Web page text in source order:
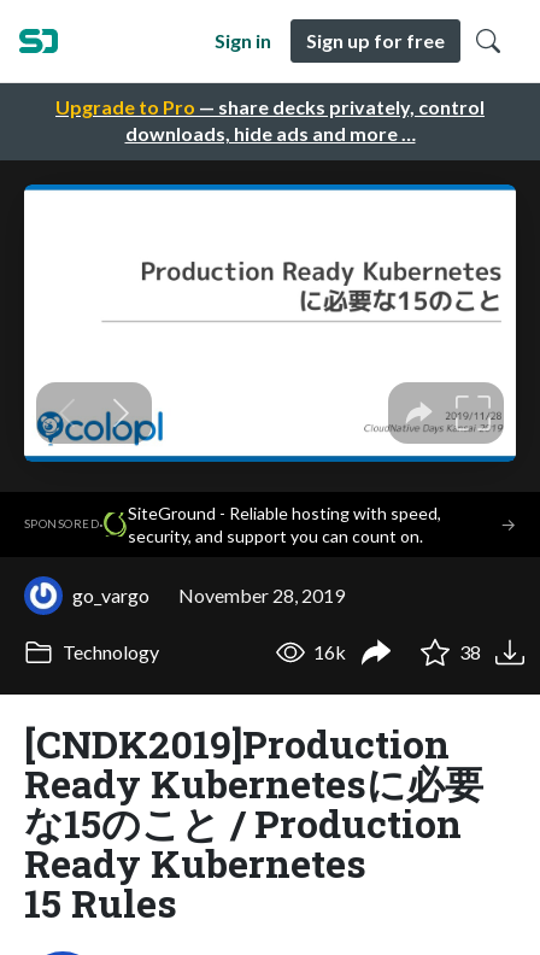
Upgrade to Pro — share decks privately, control
downloads, hide ads and more …
Sign in Sign up for free
SPONSORED·
SiteGround - Reliable hosting with speed,
security, and support you can count on.
→
go_vargo November 28, 2019
Technology 16k 38
[CNDK2019]Production
Ready Kubernetesに必要
な15のこと / Production
Ready Kubernetes
15 Rules